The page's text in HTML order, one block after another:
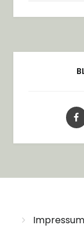
Impressum